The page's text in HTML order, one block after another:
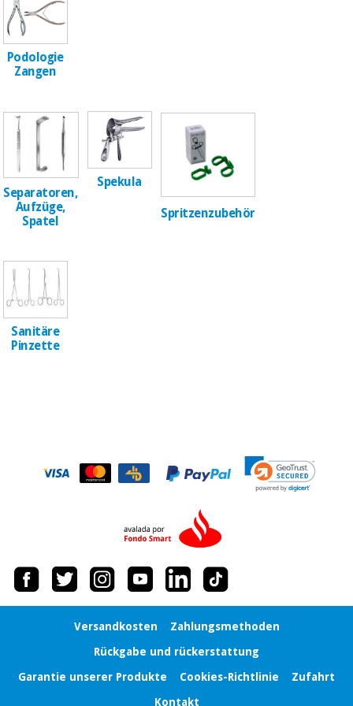
Chirurgische
instrumente
(ausverkauf)
Podologie
Zangen
Separatoren,
Aufzüge,
Spatel
Spekula
Spritzenzubehör
Sanitäre
Pinzette
Versandkosten
Zahlungsmethoden
Rückgabe und rückerstattung
Garantie unserer Produkte
Cookies-Richtlinie
Zufahrt
Kontakt